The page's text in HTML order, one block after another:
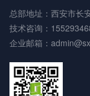
总部地址：西安市长
技术咨询：
企业邮箱：